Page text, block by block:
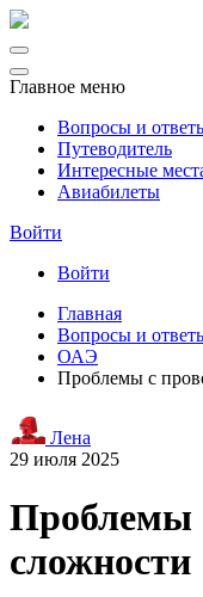
Главное меню
Вопросы и
Путеводитель
Интересные
Авиабилеты
Войти
Войти
Главная
Вопросы и
ОАЭ
Проблемы с
Лена
29 июля 2025
Проблемы
сложности